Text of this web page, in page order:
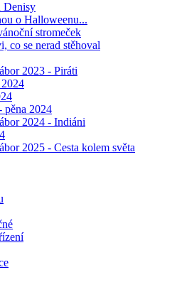
Denisy
o Halloweenu...
stromeček
co se nerad stěhoval
2023 - Piráti
pěna 2024
2024 - Indiáni
2025 - Cesta kolem světa